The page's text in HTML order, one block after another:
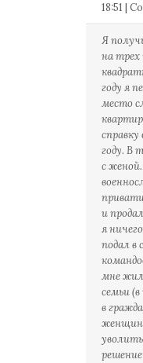
18:51 |
Я
на трех
году я
место
справку
году. В
с
и
я
подал в
мне
семьи
в
уволить